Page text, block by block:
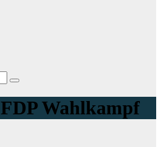
FDP Wahlkampf